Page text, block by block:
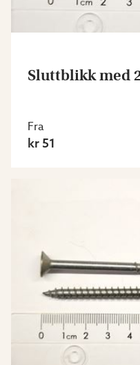
Sluttblikk med
Fra
kr 51